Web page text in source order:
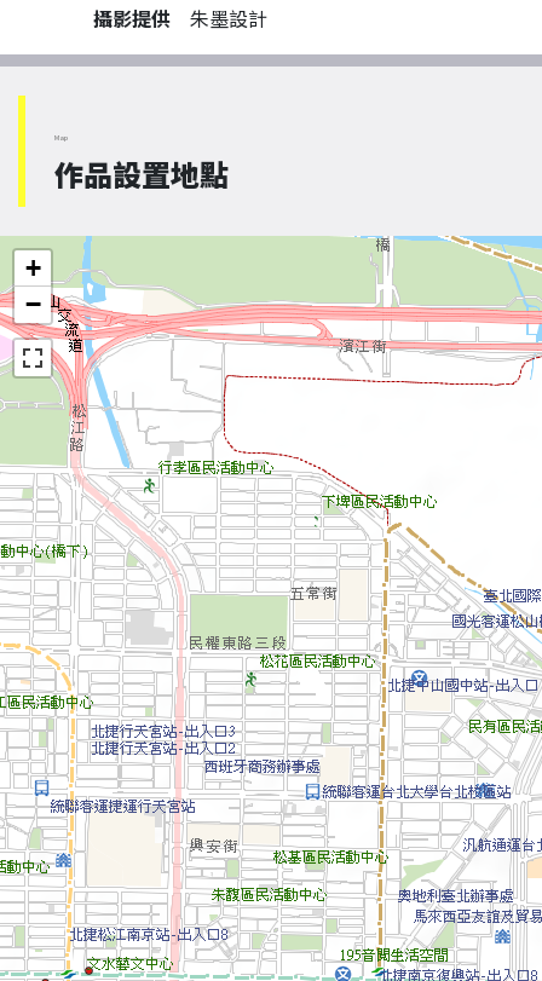
攝影提供
朱墨設計
Map
作品設置地點
+
−